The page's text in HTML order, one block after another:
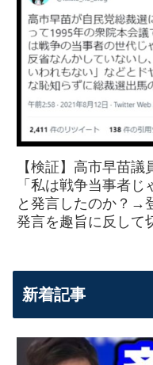
【検証】高市早苗
「私は戦争当事者じ
と発言したのか？→
発言を趣旨に反して
新着記事